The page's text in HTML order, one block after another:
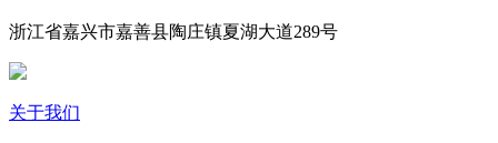
浙江省嘉兴市嘉善县陶庄镇夏湖大道289号
关于我们